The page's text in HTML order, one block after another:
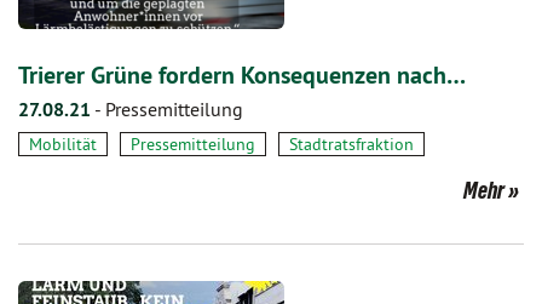
Trierer Grüne fordern Konsequenzen nach…
27.08.21 - Pressemitteilung
Mobilität Pressemitteilung Stadtratsfraktion
Mehr